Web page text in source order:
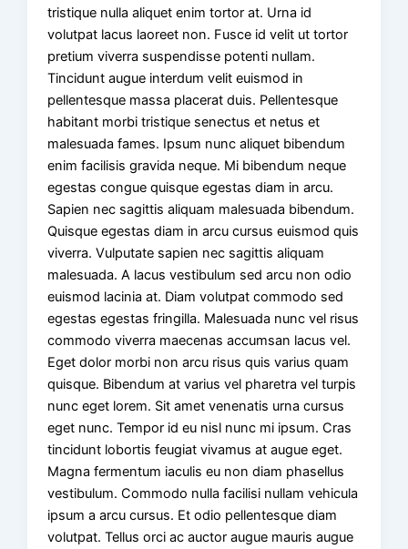
tristique nulla aliquet enim tortor at. Urna id
volutpat lacus laoreet non. Fusce id velit ut tortor
pretium viverra suspendisse potenti nullam.
Tincidunt augue interdum velit euismod in
pellentesque massa placerat duis. Pellentesque
habitant morbi tristique senectus et netus et
malesuada fames. Ipsum nunc aliquet bibendum
enim facilisis gravida neque. Mi bibendum neque
egestas congue quisque egestas diam in arcu.
Sapien nec sagittis aliquam malesuada bibendum.
Quisque egestas diam in arcu cursus euismod quis
viverra. Vulputate sapien nec sagittis aliquam
malesuada. A lacus vestibulum sed arcu non odio
euismod lacinia at. Diam volutpat commodo sed
egestas egestas fringilla. Malesuada nunc vel risus
commodo viverra maecenas accumsan lacus vel.
Eget dolor morbi non arcu risus quis varius quam
quisque. Bibendum at varius vel pharetra vel turpis
nunc eget lorem. Sit amet venenatis urna cursus
eget nunc. Tempor id eu nisl nunc mi ipsum. Cras
tincidunt lobortis feugiat vivamus at augue eget.
Magna fermentum iaculis eu non diam phasellus
vestibulum. Commodo nulla facilisi nullam vehicula
ipsum a arcu cursus. Et odio pellentesque diam
volutpat. Tellus orci ac auctor augue mauris augue